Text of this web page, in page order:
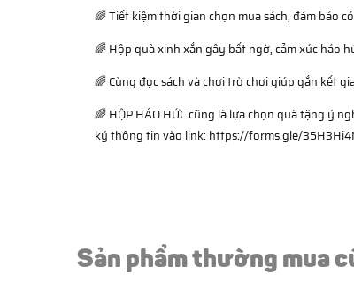
🌈 Tiết kiệm thời gian chọn mua sách, đảm bảo
🌈 Hộp quà xinh xắn gây bất ngờ, cảm xúc háo
🌈 Cùng đọc sách và chơi trò chơi giúp gắn kết
🌈 HỘP HÁO HỨC cũng là lựa chọn quà tặng ý
ký thông tin vào link: https://forms.gle/
Sản phẩm thường mua